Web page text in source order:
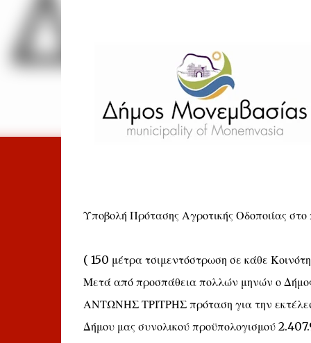
Υποβολή Πρότασης Αγροτικής Οδοποιίας
( 150 μέτρα τσιμεντόστρωση σε κάθε
Μετά από προσπάθεια πολλών μηνών ο
ΑΝΤΩΝΗΣ ΤΡΙΤΡΗΣ πρόταση για την
Δήμου μας συνολικού προϋπολογισμού